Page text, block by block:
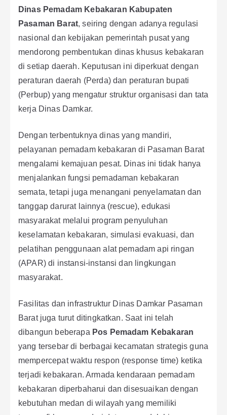
Dinas Pemadam Kebakaran Kabupaten
Pasaman Barat, seiring dengan adanya regulasi
nasional dan kebijakan pemerintah pusat yang
mendorong pembentukan dinas khusus kebakaran
di setiap daerah. Keputusan ini diperkuat dengan
peraturan daerah (Perda) dan peraturan bupati
(Perbup) yang mengatur struktur organisasi dan tata
kerja Dinas Damkar.
Dengan terbentuknya dinas yang mandiri,
pelayanan pemadam kebakaran di Pasaman Barat
mengalami kemajuan pesat. Dinas ini tidak hanya
menjalankan fungsi pemadaman kebakaran
semata, tetapi juga menangani penyelamatan dan
tanggap darurat lainnya (rescue), edukasi
masyarakat melalui program penyuluhan
keselamatan kebakaran, simulasi evakuasi, dan
pelatihan penggunaan alat pemadam api ringan
(APAR) di instansi-instansi dan lingkungan
masyarakat.
Fasilitas dan infrastruktur Dinas Damkar Pasaman
Barat juga turut ditingkatkan. Saat ini telah
dibangun beberapa Pos Pemadam Kebakaran
yang tersebar di berbagai kecamatan strategis guna
mempercepat waktu respon (response time) ketika
terjadi kebakaran. Armada kendaraan pemadam
kebakaran diperbaharui dan disesuaikan dengan
kebutuhan medan di wilayah yang memiliki